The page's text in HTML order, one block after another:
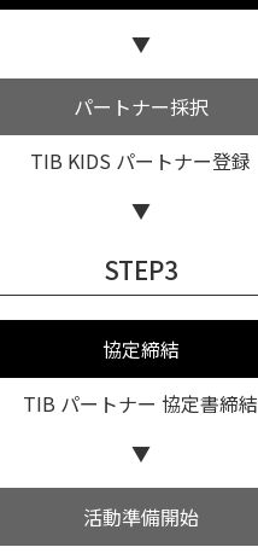
パートナー採択
TIB KIDS パートナー登録
STEP3
協定締結
TIB パートナー 協定書締結
活動準備開始